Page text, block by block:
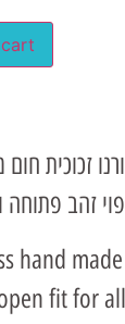
זכוכית
זהב
hand
fit for